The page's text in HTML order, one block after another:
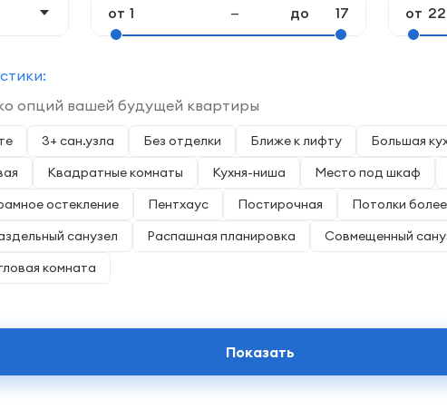
—
от до от
опций вашей будущей квартиры
3+ сан.узла Без отделки Ближе к лифту Большая
Квадратные комнаты Кухня-ниша Место под шкаф
остекление Пентхаус Постирочная Потолки
санузел Распашная планировка Совмещенный
комната
Показать